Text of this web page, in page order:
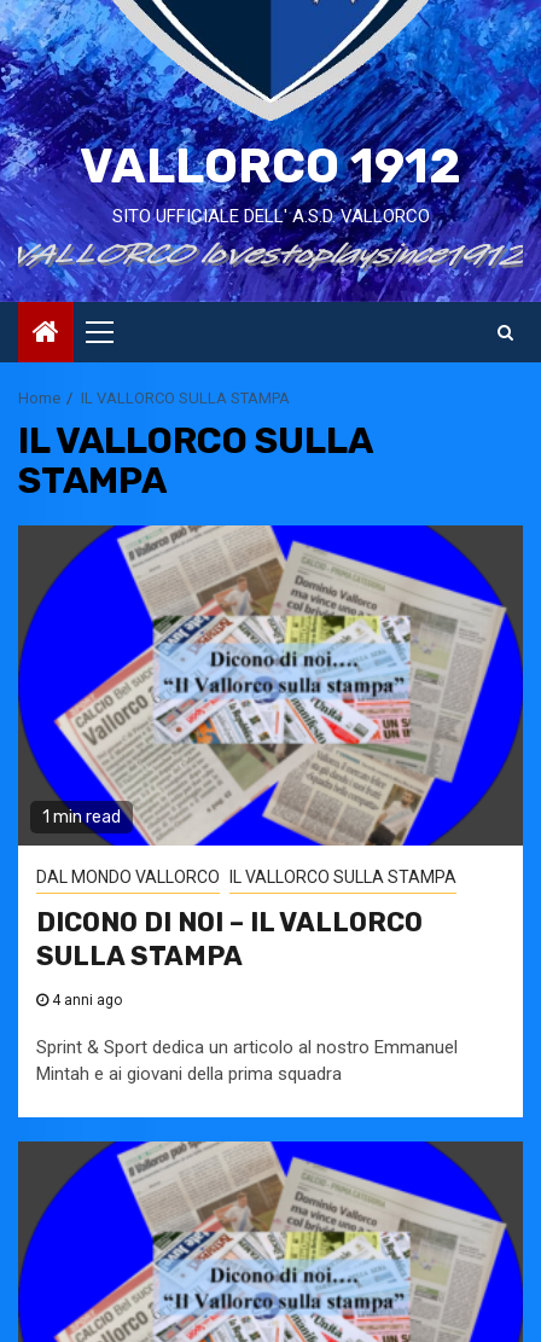
VALLORCO 1912
SITO UFFICIALE DELL' A.S.D. VALLORCO
Primary
Menu
Home IL VALLORCO SULLA STAMPA
IL VALLORCO SULLA
STAMPA
1 min read
DAL MONDO VALLORCO IL VALLORCO SULLA STAMPA
DICONO DI NOI – IL VALLORCO
SULLA STAMPA
4 anni ago
Sprint & Sport dedica un articolo al nostro Emmanuel
Mintah e ai giovani della prima squadra